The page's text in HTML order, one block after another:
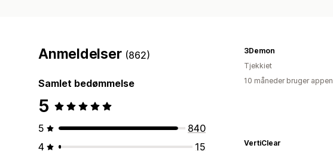
Anmeldelser (862)
Samlet bedømmelse
5
5
840
4
15
3Demon
Tjekkiet
10 måneder bruger appen
VertiClear